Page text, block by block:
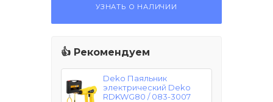
УЗНАТЬ О НАЛИЧИИ
👍 Рекомендуем
Deko Паяльник
электрический Deko
RDKWG80 / 083-3007